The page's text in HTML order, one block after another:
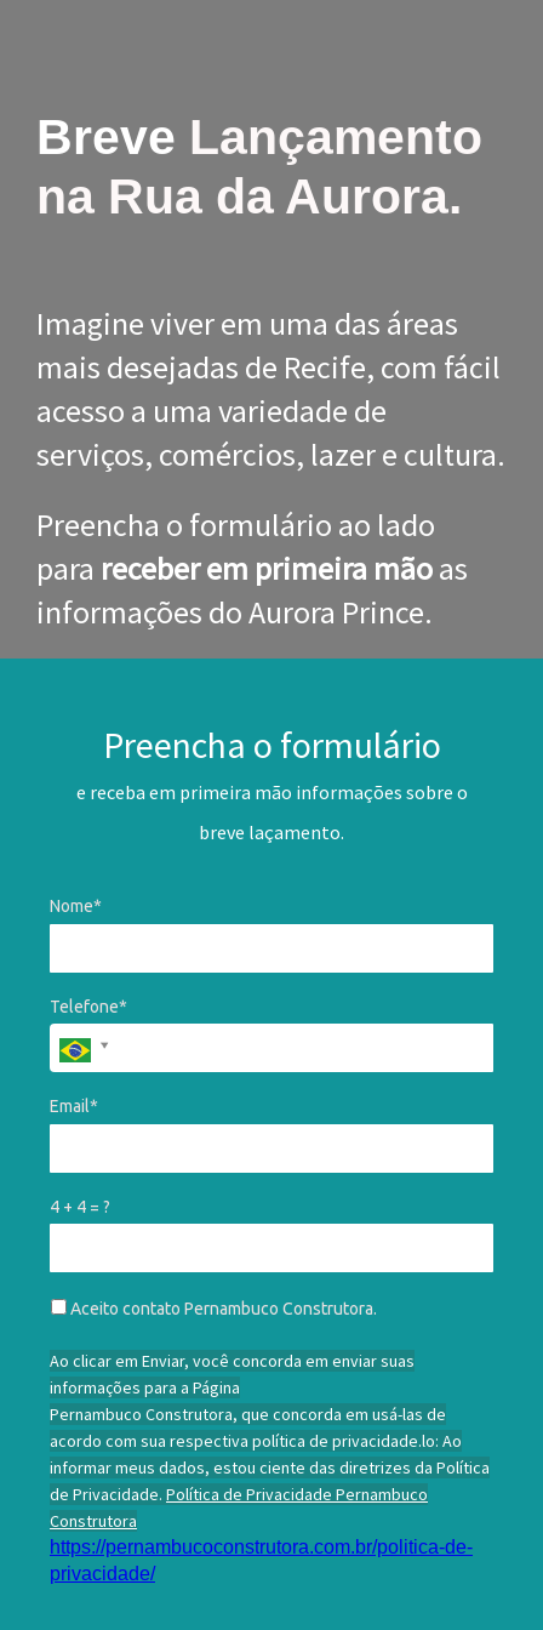
Breve Lançamento
na Rua da Aurora.
Imagine viver em uma das áreas
mais desejadas de Recife, com fácil
acesso a uma variedade de
serviços, comércios, lazer e cultura.
Preencha o formulário ao lado
para receber em primeira mãoas
informações do Aurora Prince.
Preencha o formulário
e receba em primeira mão informações sobre o
breve laçamento.
Nome*
Telefone*
Email*
4 + 4 = ?
Aceito contato Pernambuco Construtora.
Ao clicar em Enviar, você concorda em enviar suas
informações para a Página
Pernambuco Construtora, que concorda em usá-las de
acordo com sua respectiva política de privacidade.lo: Ao
informar meus dados, estou ciente das diretrizes da Política
de Privacidade. Política de Privacidade Pernambuco
Construtora
https://pernambucoconstrutora.com.br/politica-de-
privacidade/